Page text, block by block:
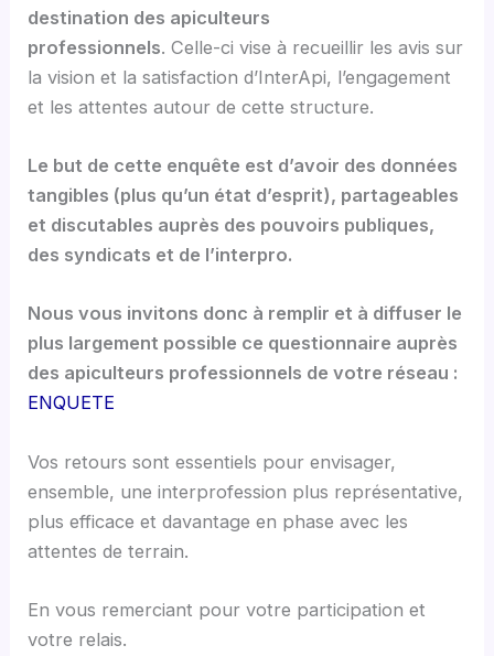
destination des apiculteurs
professionnels. Celle-ci vise à recueillir les avis sur
la vision et la satisfaction d’InterApi, l’engagement
et les attentes autour de cette structure.
Le but de cette enquête est d’avoir des données
tangibles (plus qu’un état d’esprit), partageables
et discutables auprès des pouvoirs publiques,
des syndicats et de l’interpro.
Nous vous invitons donc à remplir et à diffuser le
plus largement possible ce questionnaire auprès
des apiculteurs professionnels de votre réseau :
ENQUETE
Vos retours sont essentiels pour envisager,
ensemble, une interprofession plus représentative,
plus efficace et davantage en phase avec les
attentes de terrain.
En vous remerciant pour votre participation et
votre relais.